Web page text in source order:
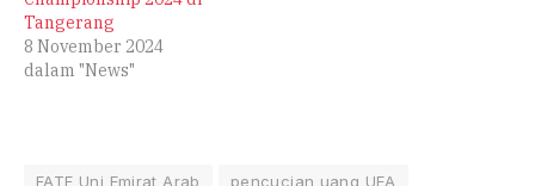
Tangerang
8 November 2024
dalam "News"
FATF Uni Emirat Arab
pencucian uang UEA